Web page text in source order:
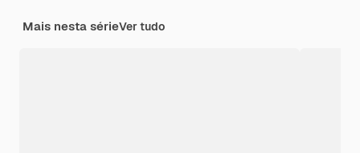
Mais nesta sérieVer tudo